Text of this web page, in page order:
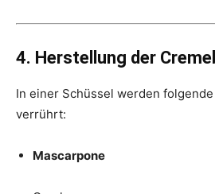
4. Herstellung der
In einer Schüssel werden
verrührt:
Mascarpone